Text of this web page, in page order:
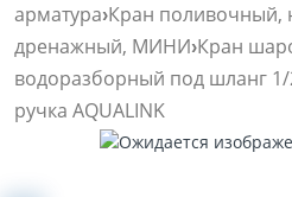
арматура Кран поливочный,
дренажный, МИНИ Кран
водоразборный под шланг 1/
ручка AQUALINK